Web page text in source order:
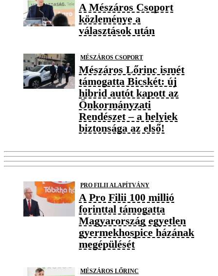
A Mészáros Csoport
közleménye a
választások után
MÉSZÁROS CSOPORT
Mészáros Lőrinc ismét
támogatta Bicskét: új
hibrid autót kapott az
Önkormányzati
Rendészet – a helyiek
biztonsága az első!
PRO FILII ALAPÍTVÁNY
A Pro Filii 100 millió
forinttal támogatta
Magyarország egyetlen
gyermekhospice házának
megépülését
MÉSZÁROS LŐRINC